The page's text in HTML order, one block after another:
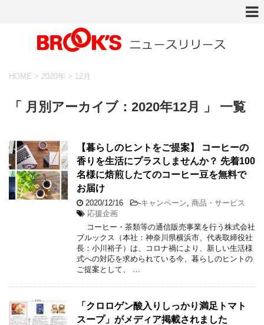
HOME > 2020年 > 12月
「 月別アーカイブ：2020年12月 」 一覧
【暮らしのヒントをご提案】 コーヒーの
香りを生活にプラスしませんか？ 先着100
名様に焙煎したてのコーヒー豆を無料で
お届け
2020/12/16 -キャンペーン 商品・サービス
応援企画
コーヒー・茶類等の通信販売事業を行う株式会社
ブルックス（本社：神奈川県横浜市、代表取締役社
長：小川裕子）は、コロナ禍により、新しい生活様
式への対応を求められている今、暮らしのヒントの
ご提案として、 …
「クロロゲン酸入りしっかり満足トマト
スープ」がメディア掲載されました